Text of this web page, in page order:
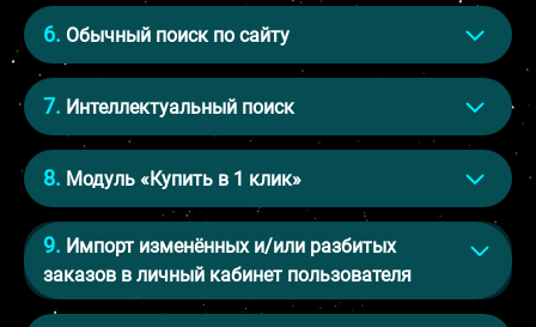
Обычный поиск по сайту
Интеллектуальный поиск
Модуль «Купить в 1 клик»
Импорт изменённых и/или разбитых
заказов в личный кабинет пользователя